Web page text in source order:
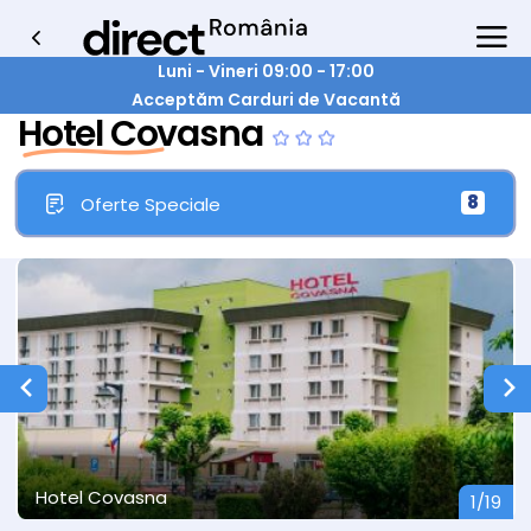
Luni - Vineri 09:00 - 17:00
Acceptăm Carduri de Vacantă
Hotel Covasna
Oferte Speciale 8